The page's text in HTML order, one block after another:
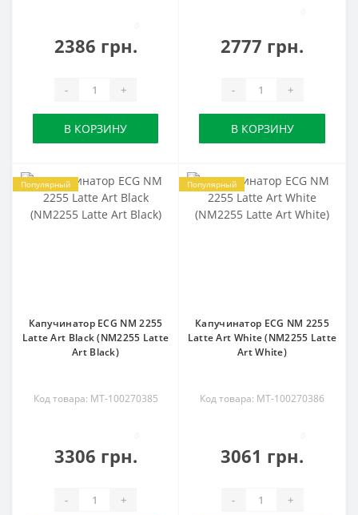
2386 грн.
- +
В КОРЗИНУ
2777 грн.
- +
В КОРЗИНУ
Популярный
Капучинатор ECG NM 2255
Latte Art Black (NM2255 Latte
Art Black)
Код товара: MT-100270385
3306 грн.
- +
Популярный
Капучинатор ECG NM 2255
Latte Art White (NM2255 Latte
Art White)
Код товара: MT-100270386
3061 грн.
- +